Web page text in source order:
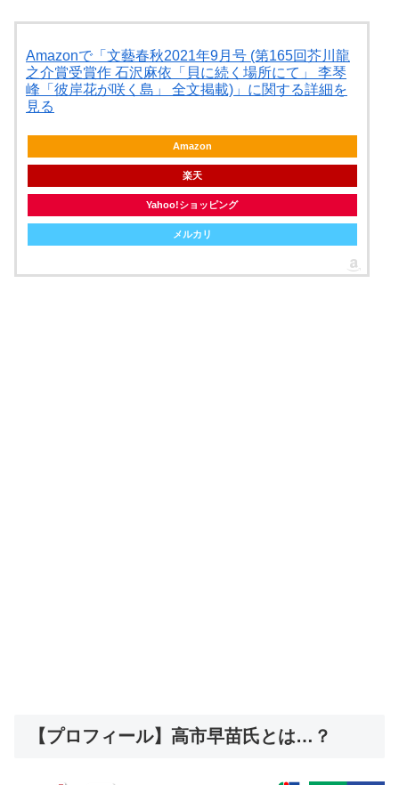
Amazonで「文藝春秋2021年9月号 (第165回芥川龍
之介賞受賞作 石沢麻依「貝に続く場所にて」 李琴
峰「彼岸花が咲く島」 全文掲載)」に関する詳細を
見る
Amazon
楽天
Yahoo!ショッピング
メルカリ
【プロフィール】高市早苗氏とは…？